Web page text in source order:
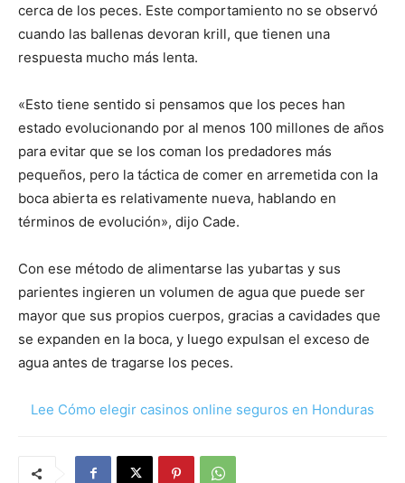
cerca de los peces. Este comportamiento no se observó
cuando las ballenas devoran krill, que tienen una
respuesta mucho más lenta.
«Esto tiene sentido si pensamos que los peces han
estado evolucionando por al menos 100 millones de años
para evitar que se los coman los predadores más
pequeños, pero la táctica de comer en arremetida con la
boca abierta es relativamente nueva, hablando en
términos de evolución», dijo Cade.
Con ese método de alimentarse las yubartas y sus
parientes ingieren un volumen de agua que puede ser
mayor que sus propios cuerpos, gracias a cavidades que
se expanden en la boca, y luego expulsan el exceso de
agua antes de tragarse los peces.
Lee Cómo elegir casinos online seguros en Honduras